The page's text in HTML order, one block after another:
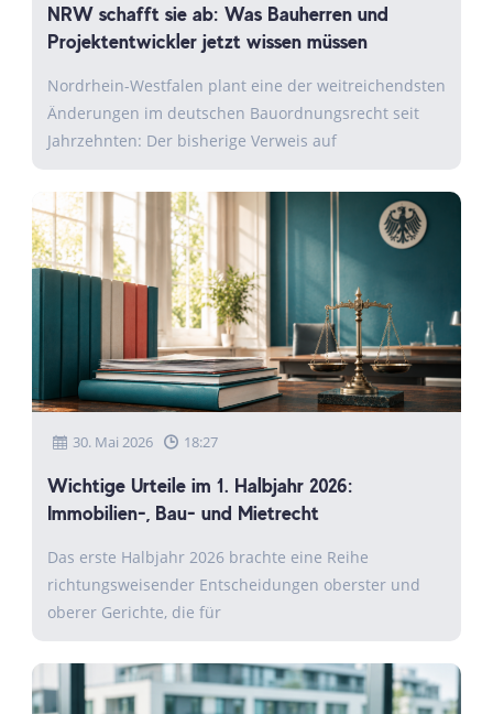
NRW schafft sie ab: Was Bauherren und
Projektentwickler jetzt wissen müssen
Nordrhein-Westfalen plant eine der weitreichendsten
Änderungen im deutschen Bauordnungsrecht seit
Jahrzehnten: Der bisherige Verweis auf
30. Mai 2026 18:27
Wichtige Urteile im 1. Halbjahr 2026:
Immobilien-, Bau- und Mietrecht
Das erste Halbjahr 2026 brachte eine Reihe
richtungsweisender Entscheidungen oberster und
oberer Gerichte, die für